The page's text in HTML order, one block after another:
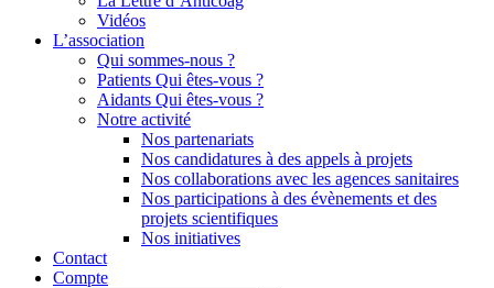
Vidéos
L’association
Qui sommes-nous ?
Patients Qui êtes-vous ?
Aidants Qui êtes-vous ?
Notre activité
Nos partenariats
Nos candidatures à des appels à projets
Nos collaborations avec les agences sanitaires
Nos participations à des évènements et des
projets scientifiques
Nos initiatives
Contact
Compte